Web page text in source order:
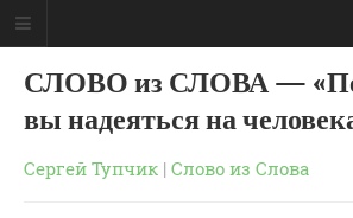
СЛОВО из СЛОВА —
вы надеяться на
Сергей Тупчик | Слово из Слова